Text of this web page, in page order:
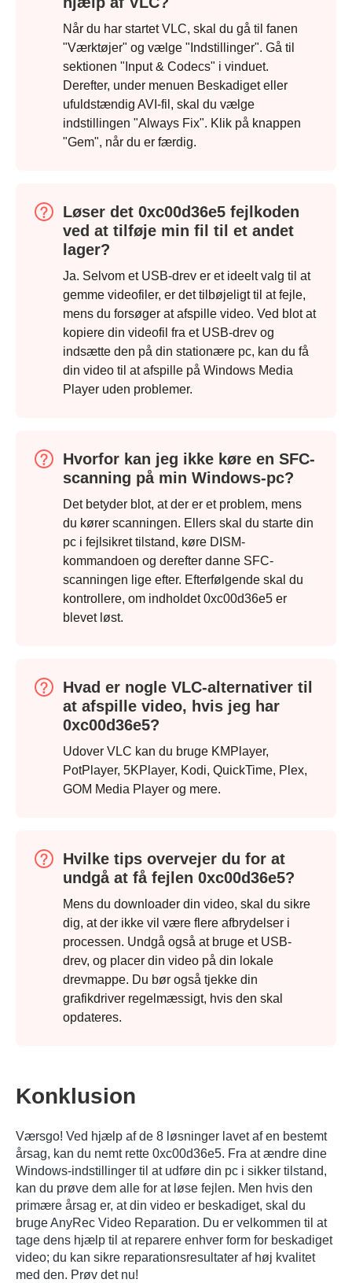
Trin 1.
Når du har startet VLC, skal du gå til fanen
"Værktøjer" og vælge "Indstillinger". Gå til
sektionen "Input & Codecs" i vinduet.
Derefter, under menuen Beskadiget eller
ufuldstændig AVI-fil, skal du vælge
indstillingen "Always Fix". Klik på knappen
"Gem", når du er færdig.
Løser det 0xc00d36e5 fejlkoden
ved at tilføje min fil til et andet
lager?
Ja. Selvom et USB-drev er et ideelt valg til at
gemme videofiler, er det tilbøjeligt til at fejle,
mens du forsøger at afspille video. Ved blot at
kopiere din videofil fra et USB-drev og
indsætte den på din stationære pc, kan du få
din video til at afspille på Windows Media
Player uden problemer.
Hvorfor kan jeg ikke køre en SFC-
scanning på min Windows-pc?
Det betyder blot, at der er et problem, mens
du kører scanningen. Ellers skal du starte din
pc i fejlsikret tilstand, køre DISM-
kommandoen og derefter danne SFC-
scanningen lige efter. Efterfølgende skal du
kontrollere, om indholdet 0xc00d36e5 er
blevet løst.
Hvad er nogle VLC-alternativer til
at afspille video, hvis jeg har
0xc00d36e5?
Udover VLC kan du bruge KMPlayer,
PotPlayer, 5KPlayer, Kodi, QuickTime, Plex,
GOM Media Player og mere.
Hvilke tips overvejer du for at
undgå at få fejlen 0xc00d36e5?
Mens du downloader din video, skal du sikre
dig, at der ikke vil være flere afbrydelser i
processen. Undgå også at bruge et USB-
drev, og placer din video på din lokale
drevmappe. Du bør også tjekke din
grafikdriver regelmæssigt, hvis den skal
opdateres.
Konklusion
Værsgo! Ved hjælp af de 8 løsninger lavet af en bestemt
årsag, kan du nemt rette 0xc00d36e5. Fra at ændre dine
Windows-indstillinger til at udføre din pc i sikker tilstand,
kan du prøve dem alle for at løse fejlen. Men hvis den
primære årsag er, at din video er beskadiget, skal du
brugeAnyRec Video Reparation. Du er velkommen til at
tage dens hjælp til at reparere enhver form for beskadiget
video; du kan sikre reparationsresultater af høj kvalitet
med den. Prøv det nu!